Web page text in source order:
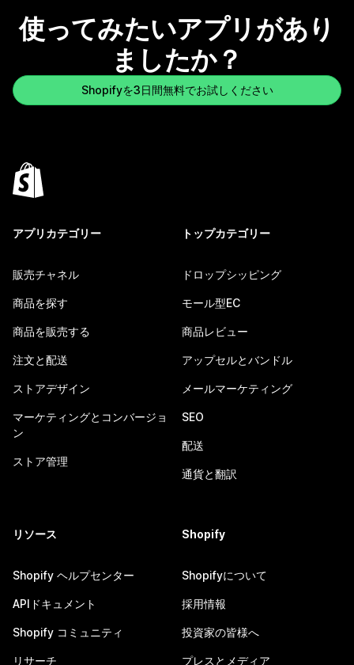
使ってみたいアプリがあり
ましたか？
Shopifyを3日間無料でお試しください
アプリカテゴリー
販売チャネル
商品を探す
商品を販売する
注文と配送
ストアデザイン
マーケティングとコンバージョ
ン
ストア管理
トップカテゴリー
ドロップシッピング
モール型EC
商品レビュー
アップセルとバンドル
メールマーケティング
SEO
配送
通貨と翻訳
リソース
Shopify ヘルプセンター
APIドキュメント
Shopify コミュニティ
リサーチ
Shopify
Shopifyについて
採用情報
投資家の皆様へ
プレスとメディア